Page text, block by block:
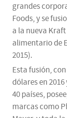
grandes
Foods, y se
a la nueva
alimentario de
2015).
Esta fusión,
dólares en
40 países,
marcas como